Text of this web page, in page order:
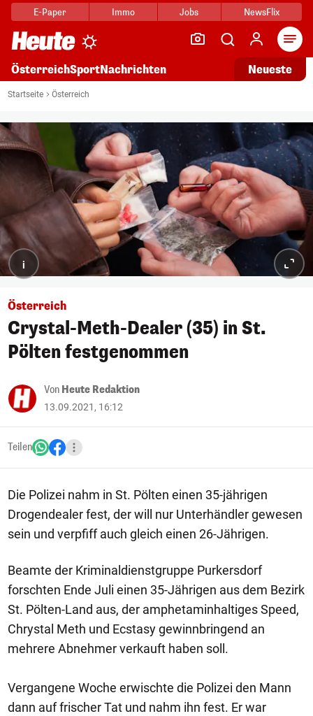
E-Paper Immo Jobs NewsFlix
ÖsterreichSportNachrichten Neueste
Startseite Österreich
i
Österreich
Crystal-Meth-Dealer (35) in St.
Pölten festgenommen
Von Heute Redaktion
13.09.2021, 16:12
Teilen
Die Polizei nahm in St. Pölten einen 35-jährigen
Drogendealer fest, der will nur Unterhändler gewesen
sein und verpfiff auch gleich einen 26-Jährigen.
Beamte der Kriminaldienstgruppe Purkersdorf
forschten Ende Juli einen 35-Jährigen aus dem Bezirk
St. Pölten-Land aus, der amphetaminhaltiges Speed,
Chrystal Meth und Ecstasy gewinnbringend an
mehrere Abnehmer verkauft haben soll.
Vergangene Woche erwischte die Polizei den Mann
dann auf frischer Tat und nahm ihn fest. Er war